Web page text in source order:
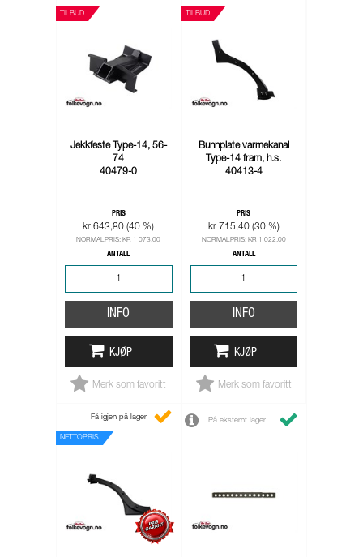
TILBUD
Jekkfeste Type-14, 56-
74
40479-0
PRIS
kr 643,80 (40 %)
NORMALPRIS: KR 1 073,00
ANTALL
INFO
KJØP
Merk som favoritt
TILBUD
Bunnplate varmekanal
Type-14 fram, h.s.
40413-4
PRIS
kr 715,40 (30 %)
NORMALPRIS: KR 1 022,00
ANTALL
INFO
KJØP
Merk som favoritt
NETTOPRIS
Få igjen på lager På eksternt lager